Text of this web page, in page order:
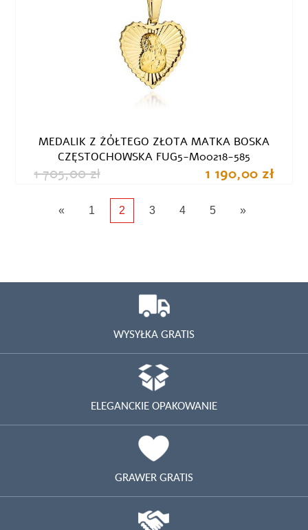
MEDALIK Z ŻÓŁTEGO ZŁOTA MATKA BOSKA
CZĘSTOCHOWSKA FUG5-M00218-585
1 705,00 zł 1 190,00 zł
« 1 2 3 4 5 »
WYSYŁKA GRATIS
ELEGANCKIE OPAKOWANIE
GRAWER GRATIS